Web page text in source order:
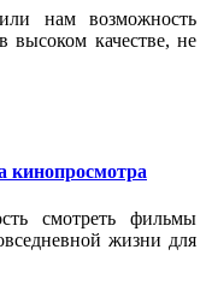
нам возможность
высоком качестве, не
кинопросмотра
смотреть фильмы
жизни для